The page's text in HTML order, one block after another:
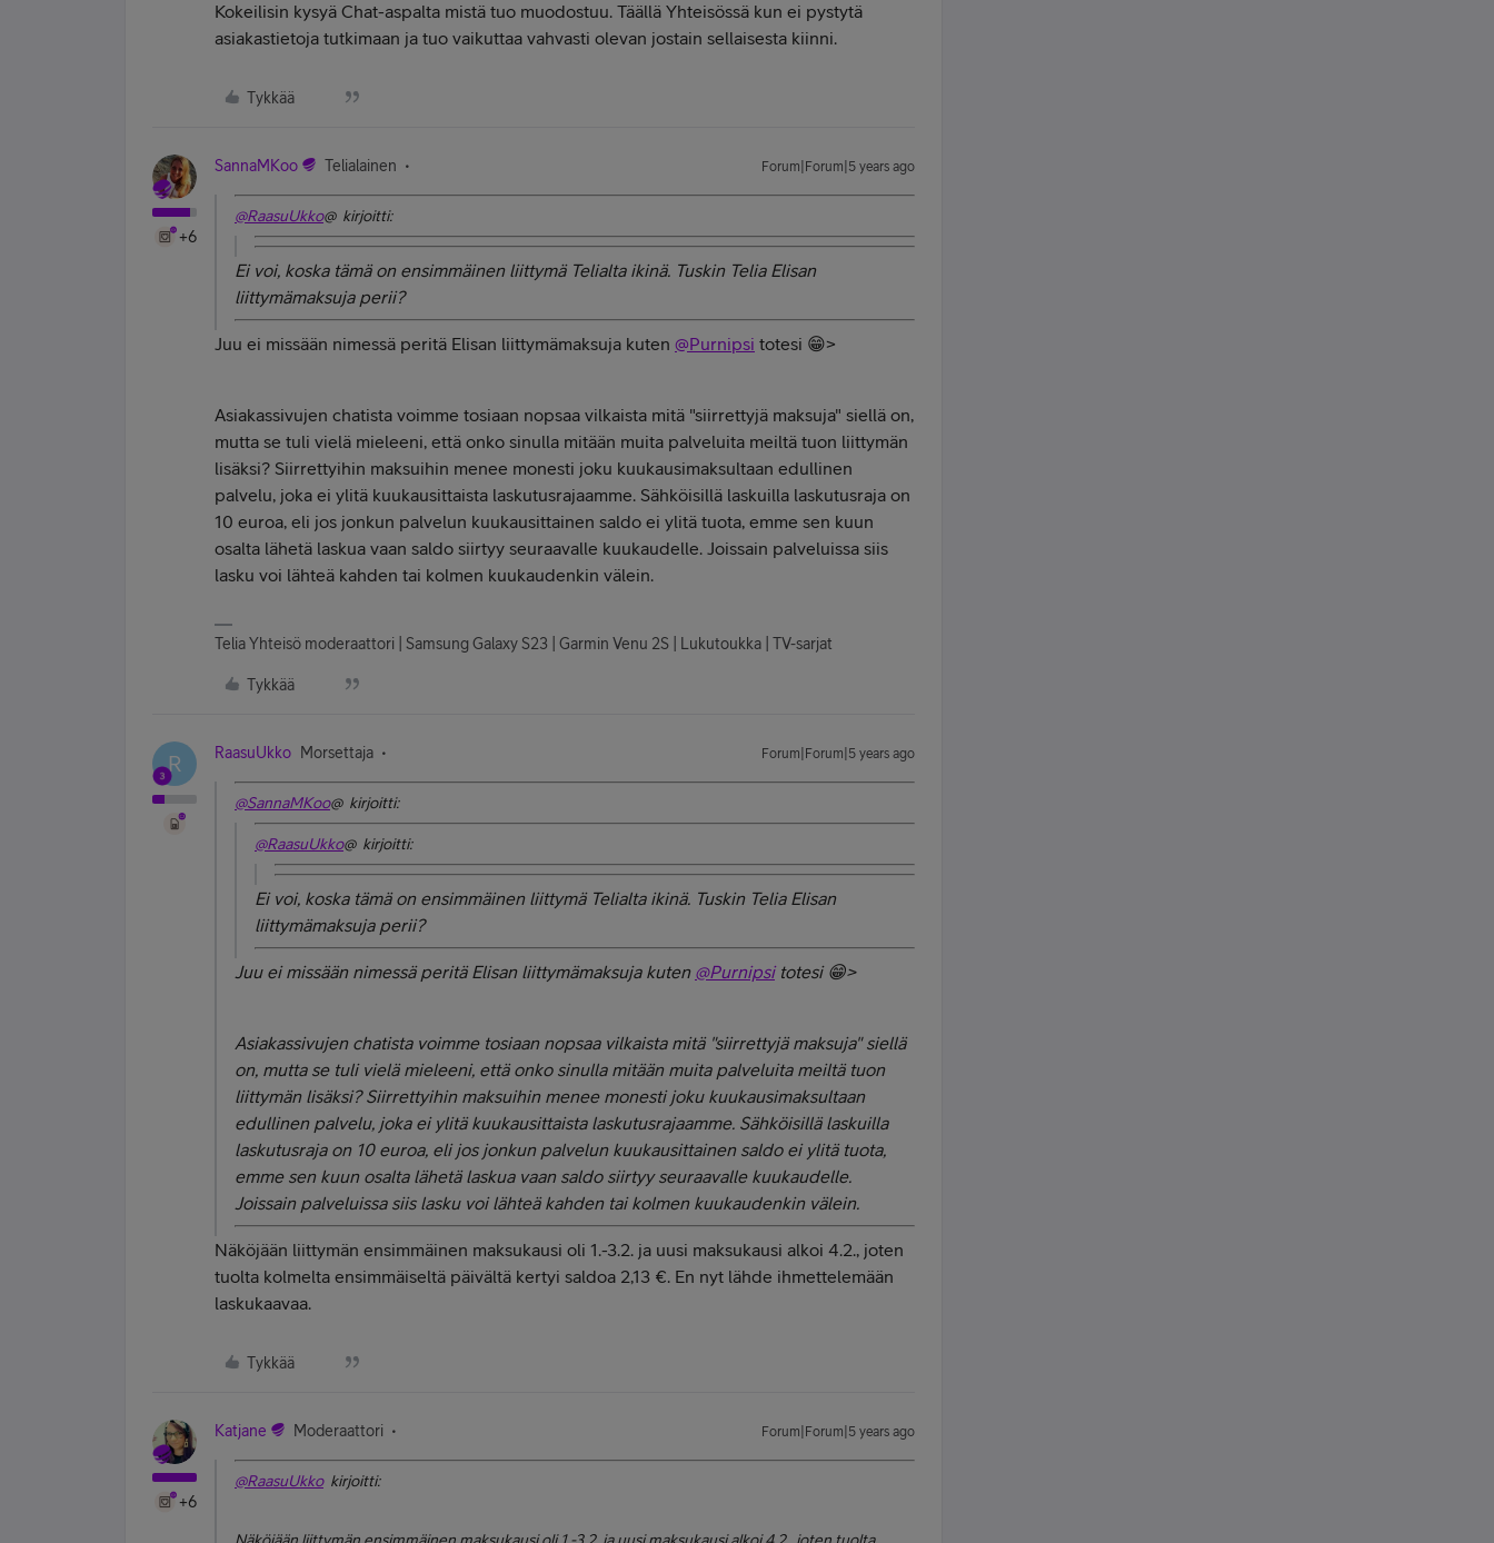
Kokeilisin kysyä Chat-aspalta mistä tuo muodostuu. Täällä Yhteisössä kun ei pystytä
asiakastietoja tutkimaan ja tuo vaikuttaa vahvasti olevan jostain sellaisesta kiinni.
Tykkää
+6
SannaMKoo Telialainen Forum|Forum|5 years ago
@RaasuUkko@ kirjoitti:
Ei voi, koska tämä on ensimmäinen liittymä Telialta ikinä. Tuskin Telia Elisan
liittymämaksuja perii?
Juu ei missään nimessä peritä Elisan liittymämaksuja kuten @Purnipsi totesi 😁>
Asiakassivujen chatista voimme tosiaan nopsaa vilkaista mitä "siirrettyjä maksuja" siellä on,
mutta se tuli vielä mieleeni, että onko sinulla mitään muita palveluita meiltä tuon liittymän
lisäksi? Siirrettyihin maksuihin menee monesti joku kuukausimaksultaan edullinen
palvelu, joka ei ylitä kuukausittaista laskutusrajaamme. Sähköisillä laskuilla laskutusraja on
10 euroa, eli jos jonkun palvelun kuukausittainen saldo ei ylitä tuota, emme sen kuun
osalta lähetä laskua vaan saldo siirtyy seuraavalle kuukaudelle. Joissain palveluissa siis
lasku voi lähteä kahden tai kolmen kuukaudenkin välein.
Telia Yhteisö moderaattori | Samsung Galaxy S23 | Garmin Venu 2S | Lukutoukka | TV-sarjat
Tykkää
R RaasuUkko Morsettaja Forum|Forum|5 years ago
@SannaMKoo@ kirjoitti:
@RaasuUkko@ kirjoitti:
Ei voi, koska tämä on ensimmäinen liittymä Telialta ikinä. Tuskin Telia Elisan
liittymämaksuja perii?
Juu ei missään nimessä peritä Elisan liittymämaksuja kuten @Purnipsitotesi 😁>
Asiakassivujen chatista voimme tosiaan nopsaa vilkaista mitä "siirrettyjä maksuja" siellä
on, mutta se tuli vielä mieleeni, että onko sinulla mitään muita palveluita meiltä tuon
liittymän lisäksi? Siirrettyihin maksuihin menee monesti joku kuukausimaksultaan
edullinen palvelu, joka ei ylitä kuukausittaista laskutusrajaamme. Sähköisillä laskuilla
laskutusraja on 10 euroa, eli jos jonkun palvelun kuukausittainen saldo ei ylitä tuota,
emme sen kuun osalta lähetä laskua vaan saldo siirtyy seuraavalle kuukaudelle.
Joissain palveluissa siis lasku voi lähteä kahden tai kolmen kuukaudenkin välein.
Näköjään liittymän ensimmäinen maksukausi oli 1.-3.2. ja uusi maksukausi alkoi 4.2., joten
tuolta kolmelta ensimmäiseltä päivältä kertyi saldoa 2,13 €. En nyt lähde ihmettelemään
laskukaavaa.
Tykkää
+6
Katjane Moderaattori Forum|Forum|5 years ago
@RaasuUkkokirjoitti: